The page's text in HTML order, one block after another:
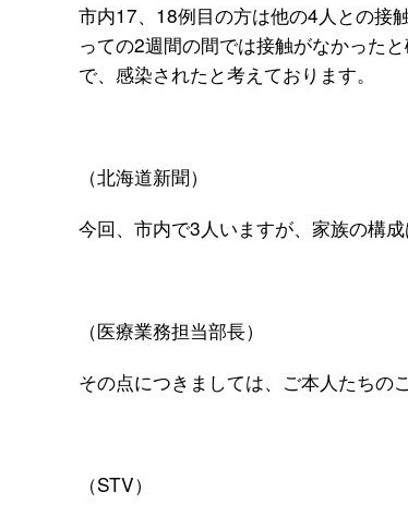
市内17、18例目の方は他の4人との接
っての2週間の間では接触がなかった
で、感染されたと考えております。
（北海道新聞）
今回、市内で3人いますが、家族の構成
（医療業務担当部長）
その点につきましては、ご本人たちの
（STV）